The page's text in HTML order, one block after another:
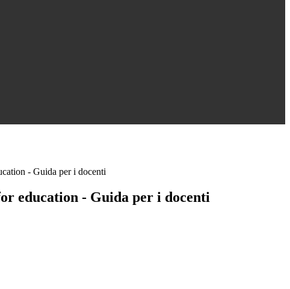
- Guida per i docenti
education - Guida per i docenti